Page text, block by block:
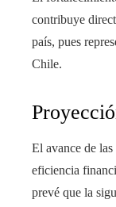
contribuye
país, pues
Chile.
El avance de
eficiencia
prevé que la